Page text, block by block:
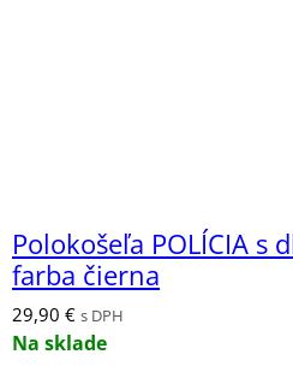
Polokošeľa POLÍCIA s
farba čierna
29,90 € s DPH
Na sklade